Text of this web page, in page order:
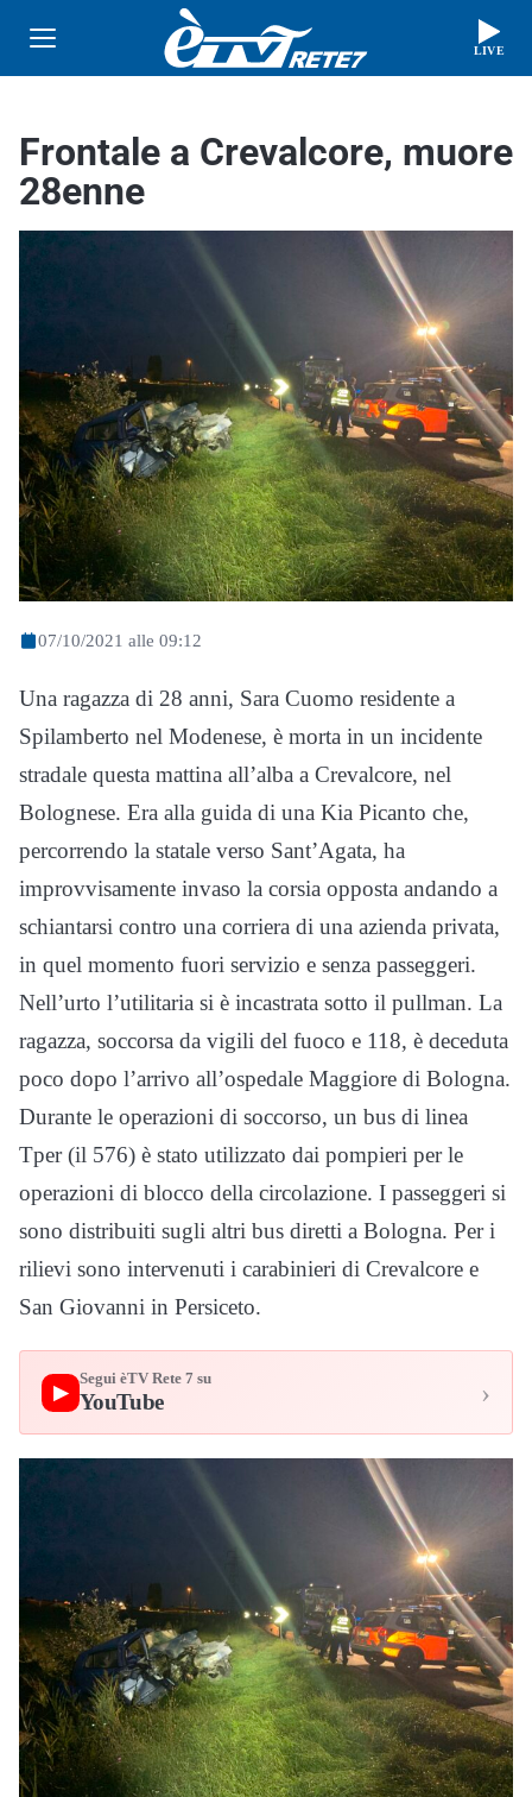
LIVE
Frontale a Crevalcore, muore
28enne
07/10/2021 alle 09:12
Una ragazza di 28 anni, Sara Cuomo residente a
Spilamberto nel Modenese, è morta in un incidente
stradale questa mattina all’alba a Crevalcore, nel
Bolognese. Era alla guida di una Kia Picanto che,
percorrendo la statale verso Sant’Agata, ha
improvvisamente invaso la corsia opposta andando a
schiantarsi contro una corriera di una azienda privata,
in quel momento fuori servizio e senza passeggeri.
Nell’urto l’utilitaria si è incastrata sotto il pullman. La
ragazza, soccorsa da vigili del fuoco e 118, è deceduta
poco dopo l’arrivo all’ospedale Maggiore di Bologna.
Durante le operazioni di soccorso, un bus di linea
Tper (il 576) è stato utilizzato dai pompieri per le
operazioni di blocco della circolazione. I passeggeri si
sono distribuiti sugli altri bus diretti a Bologna. Per i
rilievi sono intervenuti i carabinieri di Crevalcore e
San Giovanni in Persiceto.
▶
Segui èTV Rete 7 su
YouTube ›